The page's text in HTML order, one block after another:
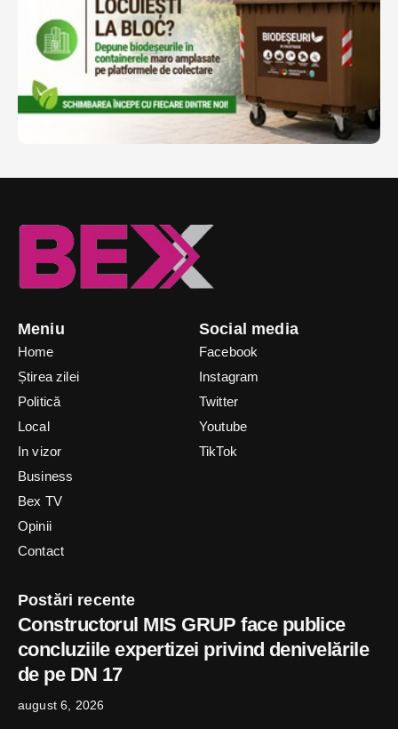
Meniu
Home
Știrea zilei
Politică
Local
In vizor
Business
Bex TV
Opinii
Contact
Social media
Facebook
Instagram
Twitter
Youtube
TikTok
Postări recente
Constructorul MIS GRUP face publice
concluziile expertizei privind denivelările
de pe DN 17
august 6, 2026